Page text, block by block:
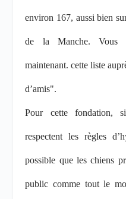
environ 167, aussi bien
de la Manche. Vous
maintenant. cette liste
d’amis".
Pour cette fondation,
respectent les règles
possible que les chiens
public comme tout le